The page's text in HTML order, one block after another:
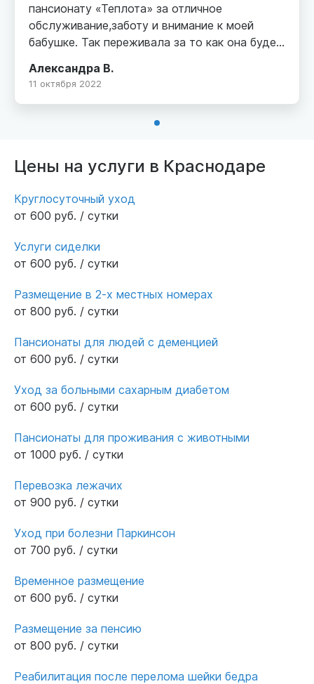
пансионату «Теплота» за отличное
обслуживание,заботу и внимание к моей
бабушке. Так переживала за то как она будет
будет уход. К моему счастью,отношение к
пенсионерам в пансионате на высшем уровне.
мероприятия,прогулки,что немало важно в
персонал,тщательно следят за постояльцами.
Так же отдельное спасибо директору Антону
Викторовичу и Светлане,которые всегда на
связи и если что -то понадобится или
нашла такую организацию. Которая
обеспечивает должный уход за моей
видео отчеты❤️❤️❤️
Александра В.
11 октября 2022
Цены на услуги в Краснодаре
Круглосуточный уход
от 600 руб. / сутки
Услуги сиделки
от 600 руб. / сутки
Размещение в 2-х местных номерах
от 800 руб. / сутки
Пансионаты для людей с деменцией
от 600 руб. / сутки
Уход за больными сахарным диабетом
от 600 руб. / сутки
Пансионаты для проживания с животными
от 1000 руб. / сутки
Перевозка лежачих
от 900 руб. / сутки
Уход при болезни Паркинсон
от 700 руб. / сутки
Временное размещение
от 600 руб. / сутки
Размещение за пенсию
от 800 руб. / сутки
Реабилитация после перелома шейки бедра